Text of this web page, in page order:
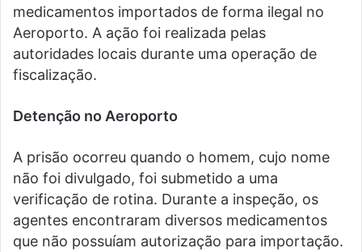
medicamentos importados de forma ilegal no
Aeroporto. A ação foi realizada pelas
autoridades locais durante uma operação de
fiscalização.
Detenção no Aeroporto
A prisão ocorreu quando o homem, cujo nome
não foi divulgado, foi submetido a uma
verificação de rotina. Durante a inspeção, os
agentes encontraram diversos medicamentos
que não possuíam autorização para importação.